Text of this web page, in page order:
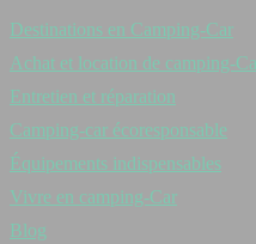
Destinations en Camping-Car
Achat et location de camping-
Entretien et réparation
Camping-car écoresponsable
Équipements indispensables
Vivre en camping-Car
Blog